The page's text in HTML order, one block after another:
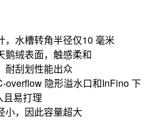
，水槽转角半径仅10 毫米
鹅绒表面，触感柔和
耐刮划性能出众
overflow 隐形溢水口和InFino 下
且易打理
小，因此容量超大